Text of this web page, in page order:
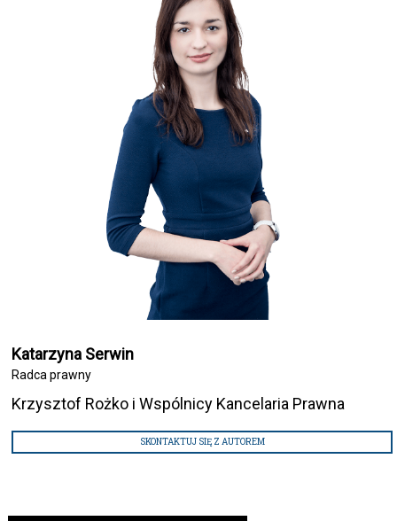
Katarzyna Serwin
Radca prawny
Krzysztof Rożko i Wspólnicy Kancelaria Prawna
SKONTAKTUJ SIĘ Z AUTOREM